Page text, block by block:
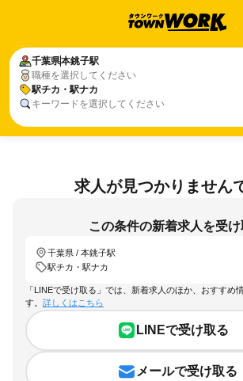
千葉県本銚子駅
職種を選択してください
駅チカ・駅ナカ
キーワードを選択してください
千葉県本銚子駅
駅チカ・駅ナカ
求人が見つかりません
この条件の新着求人を受け
千葉県 / 本銚子駅
駅チカ・駅ナカ
「LINEで受け取る」では、新着求人のほか、おすすめ
す。 詳しくはこちら
LINEで受け取る
メールで受け取る